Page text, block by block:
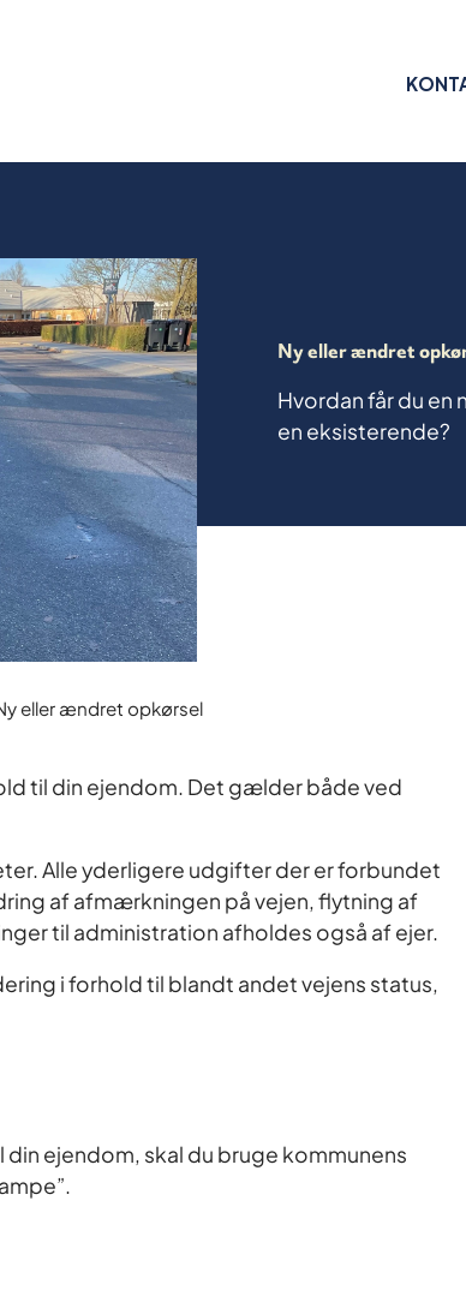
Ny eller ændret
Hvordan får du
en eksisterende?
eller ændret opkørsel
til din ejendom. Det gælder både ved
Alle yderligere udgifter der er forbundet
af afmærkningen på vejen, flytning af
til administration afholdes også af ejer.
i forhold til blandt andet vejens status,
ejendom, skal du bruge kommunens